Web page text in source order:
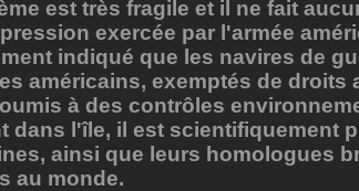
est très fragile et il ne fait
exercée par l'armée
indiqué que les navires de
américains, exemptés de droits
à des contrôles
dans l'île, il est scientifiquement
ainsi que leurs homologues
au monde.